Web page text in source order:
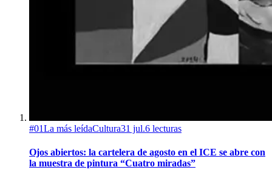
#01La más leídaCultura31 jul.6 lecturas
Ojos abiertos: la cartelera de agosto en el ICE se abre con
la muestra de pintura “Cuatro miradas”